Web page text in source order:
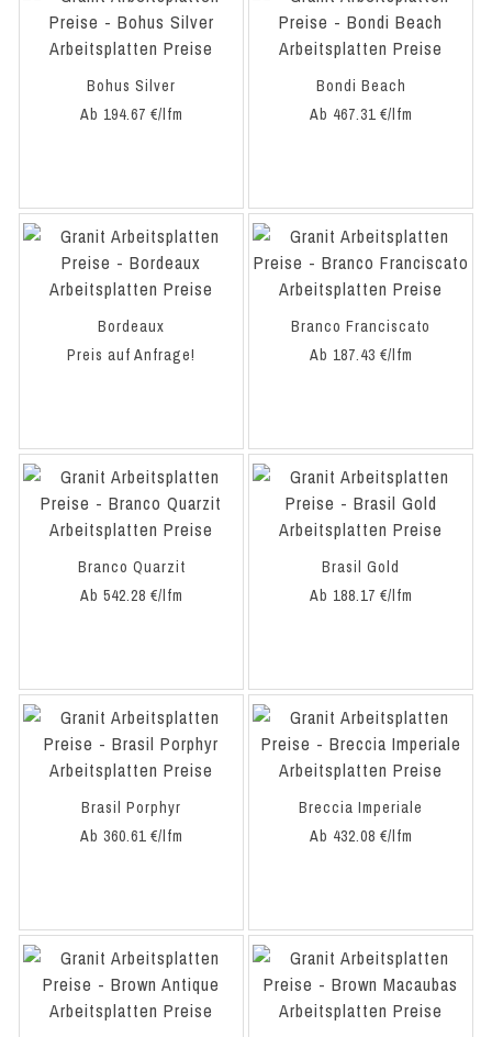
Bohus Silver
Ab 194.67 €/lfm
Bondi Beach
Ab 467.31 €/lfm
Bordeaux
Preis auf Anfrage!
Branco Franciscato
Ab 187.43 €/lfm
Branco Quarzit
Ab 542.28 €/lfm
Brasil Gold
Ab 188.17 €/lfm
Brasil Porphyr
Ab 360.61 €/lfm
Breccia Imperiale
Ab 432.08 €/lfm